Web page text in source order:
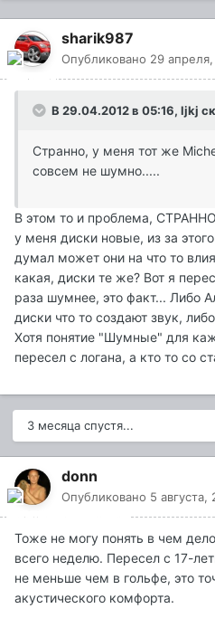
sharik987
Опубликовано 29
В 29.04.2012 в 05:16, ljkj
Странно, у меня тот же
совсем не шумно.....
В этом то и проблема,
у меня диски новые, из за
думал может они на что то
какая, диски те же? Вот я
раза шумнее, это факт... Либо
диски что то создают звук,
Хотя понятие "Шумные" для
пересел с логана, а кто то со
3 месяца спустя...
donn
Опубликовано 5 августа,
Тоже не могу понять в чем
всего неделю. Пересел с 17-
не меньше чем в гольфе, это
акустического комфорта.